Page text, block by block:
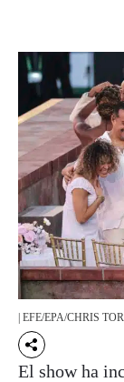
| EFE/EPA/CHRIS
El show ha